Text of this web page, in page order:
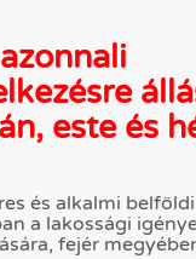
este és
és alkalmi
a lakossági
fejér